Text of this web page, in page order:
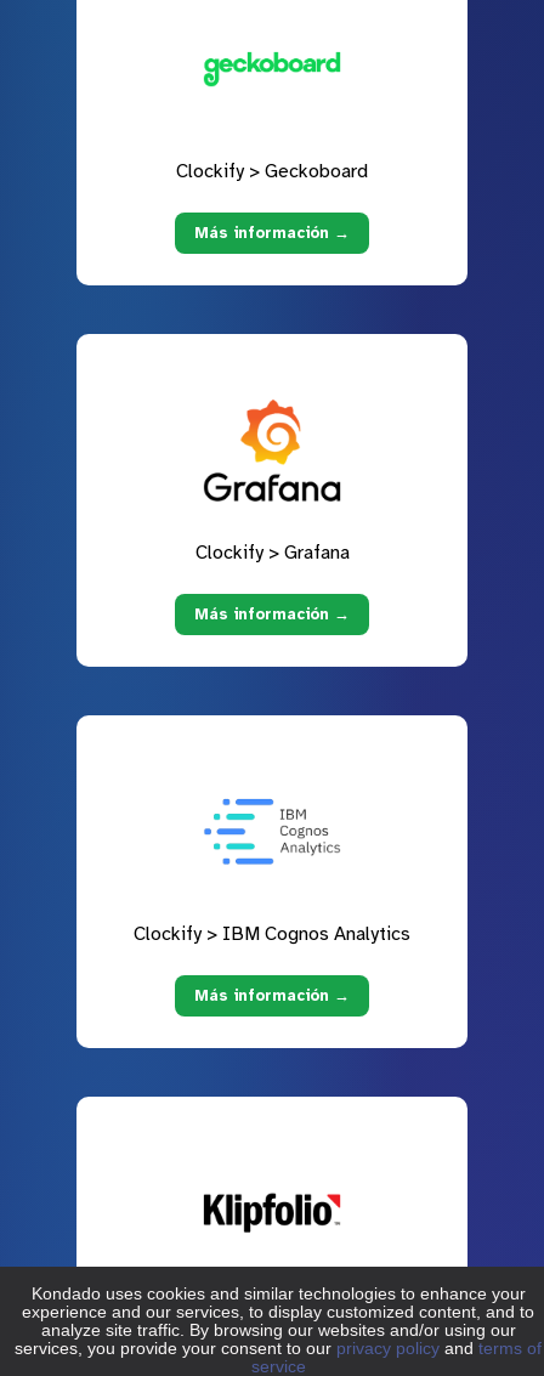
Clockify > Geckoboard
Más información →
Clockify > Grafana
Más información →
Clockify > IBM Cognos Analytics
Más información →
Clockify > Klipfolio